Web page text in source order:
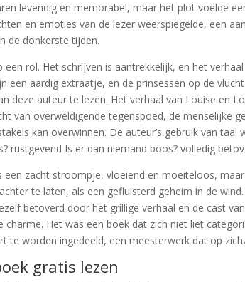
levendig en memorabel, maar het plot voelde
en emoties van de lezer weerspiegelde, een
de donkerste tijden.
een rol. Het schrijven is aantrekkelijk, en het
een aardig extraatje, en de prinsessen op de
deze auteur te lezen. Het verhaal van Louise en
van overweldigende tegenspoed, de menselijke
kan overwinnen. De auteur’s gebruik van taal
rustgevend Is er dan niemand boos? volledig
een zacht stroompje, vloeiend en moeiteloos,
te laten, als een gefluisterd geheim in de
betoverd door het grillige verhaal en de cast
charme. Het was een boek dat zich niet liet
te worden ingedeeld, een meesterwerk dat op
gratis lezen